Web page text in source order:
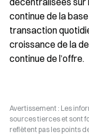
continue de la
transaction
croissance de la
continue de l’offre.
Avertissement : Les
sources tierces et sont
reflètent pas les points